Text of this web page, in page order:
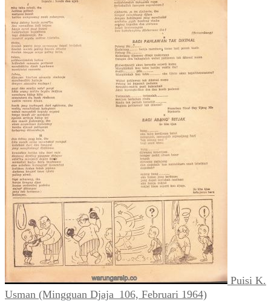
Puisi K.
Usman (Mingguan Djaja_106, Februari 1964)